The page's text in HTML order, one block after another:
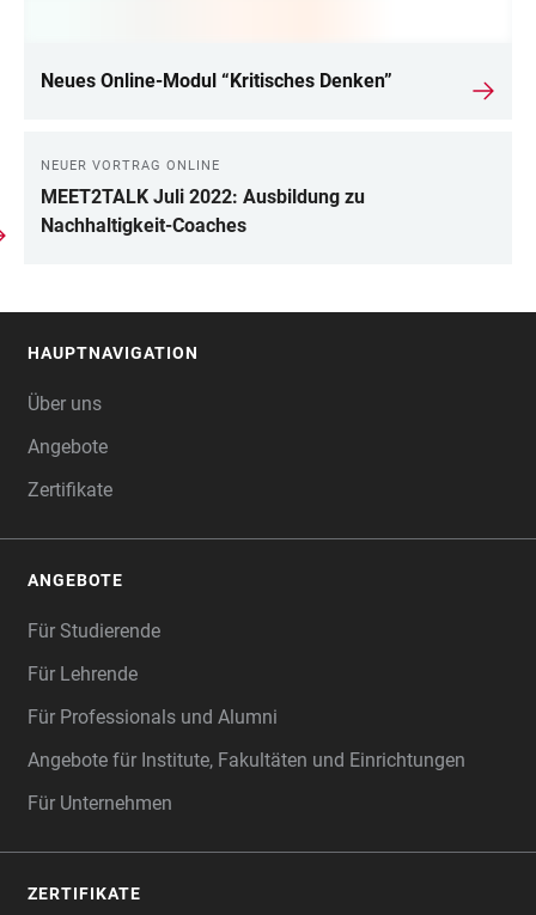
Neues Online-Modul “Kritisches Denken”
NEUER VORTRAG ONLINE
MEET2TALK Juli 2022: Ausbildung zu
Nachhaltigkeit-Coaches
HAUPTNAVIGATION
Über uns
Angebote
Zertifikate
ANGEBOTE
Für Studierende
Für Lehrende
Für Professionals und Alumni
Angebote für Institute, Fakultäten und Einrichtungen
Für Unternehmen
ZERTIFIKATE